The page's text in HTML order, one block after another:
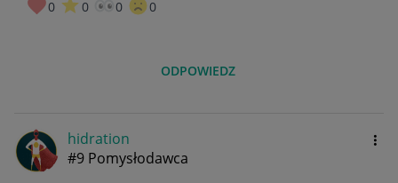
0 0 0 0
ODPOWIEDZ
hidration
#9 Pomysłodawca